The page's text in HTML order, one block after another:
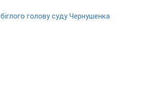
голову суду Чернушенка